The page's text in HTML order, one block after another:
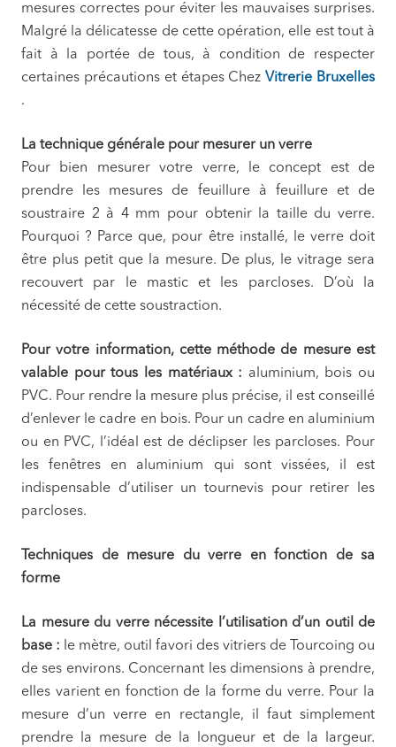
mesures correctes pour éviter les mauvaises surprises.
Malgré la délicatesse de cette opération, elle est tout à
fait à la portée de tous, à condition de respecter
certaines précautions et étapes Chez Vitrerie Bruxelles
.
La technique générale pour mesurer un verre
Pour bien mesurer votre verre, le concept est de
prendre les mesures de feuillure à feuillure et de
soustraire 2 à 4 mm pour obtenir la taille du verre.
Pourquoi ? Parce que, pour être installé, le verre doit
être plus petit que la mesure. De plus, le vitrage sera
recouvert par le mastic et les parcloses. D’où la
nécessité de cette soustraction.
Pour votre information, cette méthode de mesure est
valable pour tous les matériaux : aluminium, bois ou
PVC. Pour rendre la mesure plus précise, il est conseillé
d’enlever le cadre en bois. Pour un cadre en aluminium
ou en PVC, l’idéal est de déclipser les parcloses. Pour
les fenêtres en aluminium qui sont vissées, il est
indispensable d’utiliser un tournevis pour retirer les
parcloses.
Techniques de mesure du verre en fonction de sa
forme
La mesure du verre nécessite l’utilisation d’un outil de
base : le mètre, outil favori des vitriers de Tourcoing ou
de ses environs. Concernant les dimensions à prendre,
elles varient en fonction de la forme du verre. Pour la
mesure d’un verre en rectangle, il faut simplement
prendre la mesure de la longueur et de la largeur.